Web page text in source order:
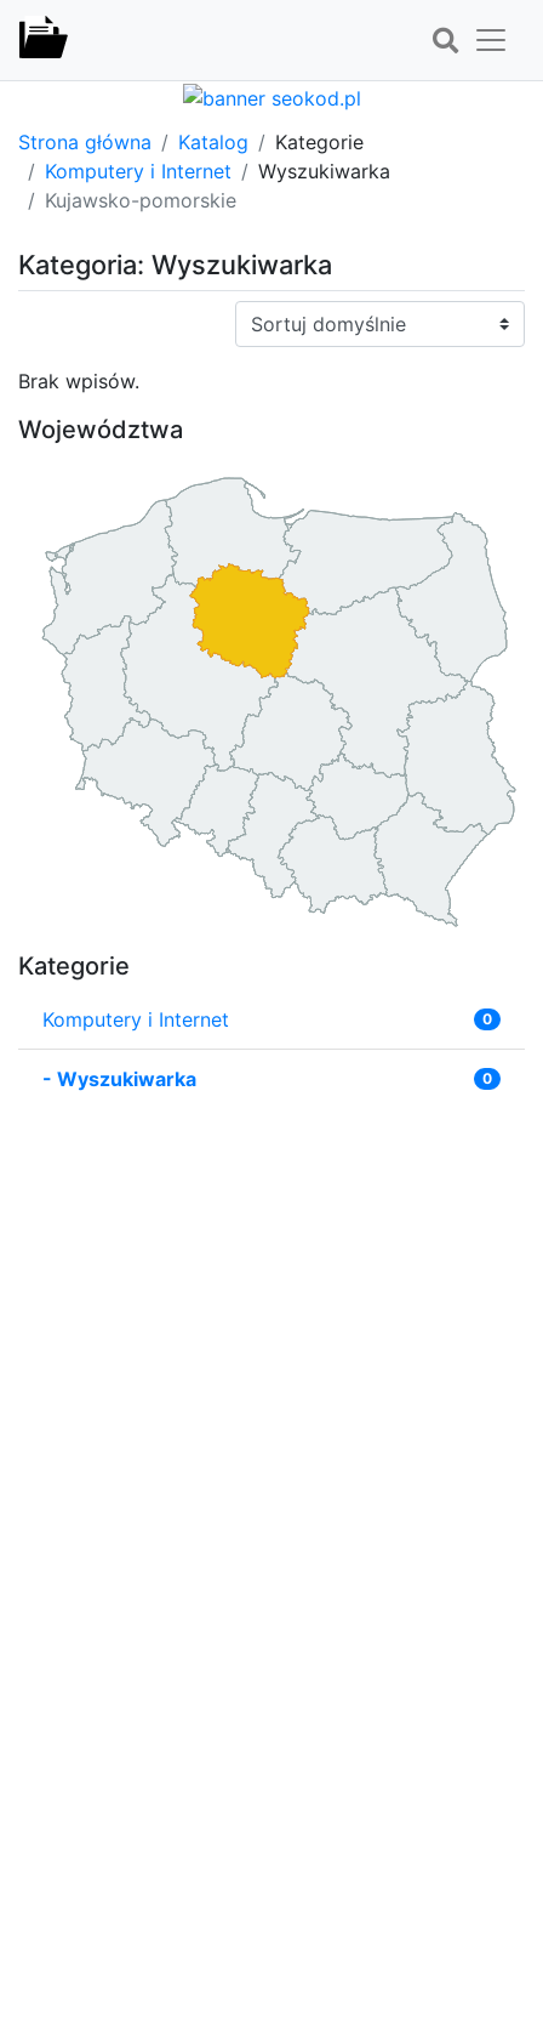
Strona główna Katalog
Kategorie
Komputery i Internet
Wyszukiwarka
Kujawsko-pomorskie
Kategoria: Wyszukiwarka
Sortuj:
Brak wpisów.
Województwa
Kategorie
Komputery i Internet 0
- Wyszukiwarka 0